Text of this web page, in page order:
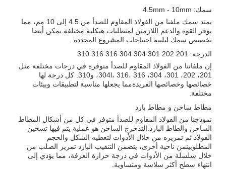
سمك: 4.5mm - 10mm
يمتد سمك ملفنا من الفولاذ المقاوم للصدأ من 4.5 إلى 10 مم، مما
يوفر القوة والدعم اللازمين لمتطلبات هيكلية مختلفة.يمكن أيضا
تخصيص سمك لتلبية احتياجات المشروع المحددة.
الدرجة: 201 202 301 304 304 316 316 310
إن ملفاتنا من الفولاذ المقاوم للصدأ متوفرة في درجات مختلفة مثل
201، 202، 301، 304، 304l، 316، 316، و310. كل درجة لها
خصائصها وخصائصها الفريدةمما يجعلها مناسبة لتطبيقات وبيئات
مختلفة.
مطاط ساخن و مطاط بارد
نموذجنا من الفولاذ المقاوم للصدأ متوفر في كل من أشكال المطاط
الساخن والطاط البارد.التدحرج الساخن هو عملية يتم فيها تسخين
الفولاذ ثم تمريره من خلال الأدوات لتعطيه الشكل والحجم
المطلوبينمن ناحية أخرى، يتضمن التنقيب البارد تمرير الصلب من
خلال سلسلة من الأدوات في درجة حرارة الغرفة، مما يؤدي إلى
انتهاء سطح أكثر سلاسة ومتساوية.